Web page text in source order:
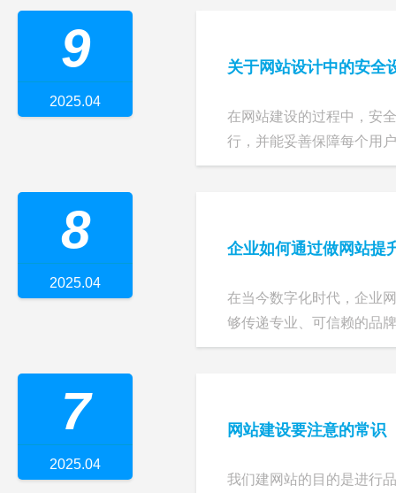
关于网站设计中的安全
在网站建设的过程中，安
行，并能妥善保障每个用
9
2025.04
企业如何通过做网站提
在当今数字化时代，企业
够传递专业、可信赖的品
8
2025.04
网站建设要注意的常识
我们建网站的目的是进行
7
2025.04